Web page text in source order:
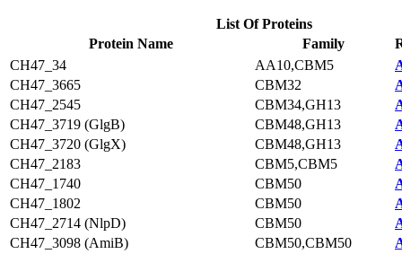
List Of Proteins
Protein Name
Family
CH47_34
AA10,CBM5
CH47_3665
CBM32
CH47_2545
CBM34,GH13
CH47_3719 (GlgB)
CBM48,GH13
CH47_3720 (GlgX)
CBM48,GH13
CH47_2183
CBM5,CBM5
CH47_1740
CBM50
CH47_1802
CBM50
CH47_2714 (NlpD)
CBM50
CH47_3098 (AmiB)
CBM50,CBM50